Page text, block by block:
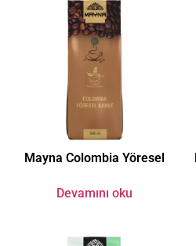
Mayna Colombia Yöresel
Devamını oku